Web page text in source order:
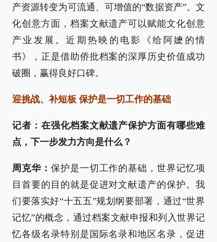
产资源转变为可流通、可增值的“数据资产”。文
化创意方面，档案文献遗产可以赋能文化创意
产业发展。近期热映的电影《给阿嬷的情
书》，正是借助侨批档案的深厚历史价值成功
破圈，赢得良好口碑。
迎挑战、补短板 保护是一切工作的基础
记者：在强化档案文献遗产保护方面有哪些难
点，下一步发力方向是什么？
周克华： 保护是一切工作的基础，世界记忆项
目首要的目的就是促进对文献遗产的保护。我
们要落实好“十五五”规划纲要部署，通过“世界
记忆”的概念，通过档案文献申报和列入世界记
忆各级名录特别是国际名录和地区名录，促进